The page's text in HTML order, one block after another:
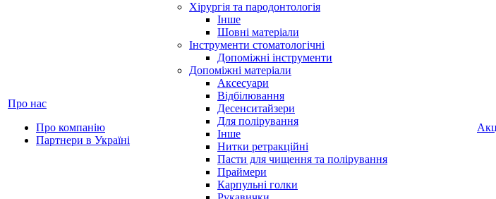
Про нас
Про компанію
Партнери в Україні
Хірургія та пародонтологія
Інше
Шовні матеріали
Інструменти стоматологічні
Допоміжні інструменти
Допоміжні матеріали
Аксесуари
Відбілювання
Десенситайзери
Для полірування
Інше
Нитки ретракційні
Пасти для чищення та полірування
Праймери
Карпульні голки